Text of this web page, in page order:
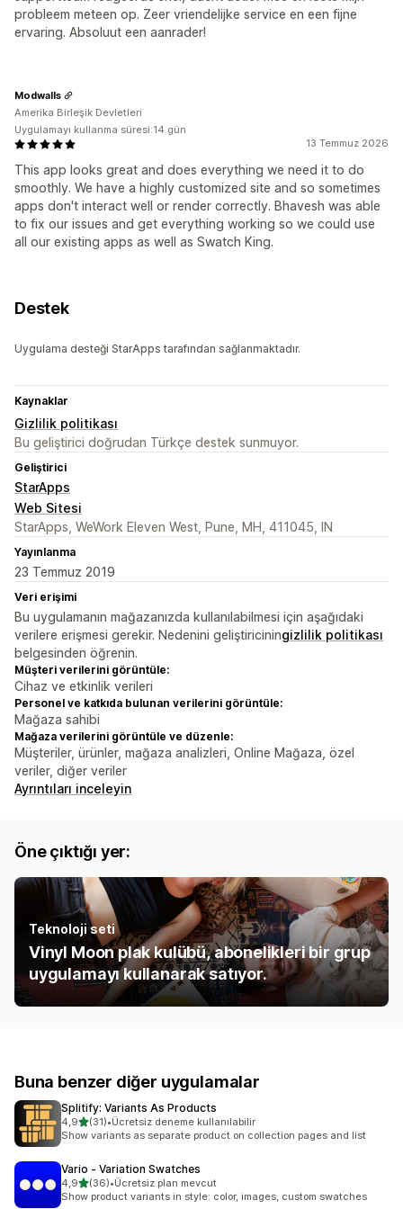
probleem meteen op. Zeer vriendelijke service en een fijne
ervaring. Absoluut een aanrader!
13 Temmuz 2026
This app looks great and does everything we need it to do
smoothly. We have a highly customized site and so sometimes
apps don't interact well or render correctly. Bhavesh was able
to fix our issues and get everything working so we could use
all our existing apps as well as Swatch King.
Modwalls
Amerika Birleşik Devletleri
Uygulamayı kullanma süresi:14 gün
Destek
Uygulama desteği StarApps tarafından sağlanmaktadır.
Kaynaklar
Gizlilik politikası
Bu geliştirici doğrudan Türkçe destek sunmuyor.
Geliştirici
StarApps
Web Sitesi
StarApps, WeWork Eleven West, Pune, MH, 411045, IN
Yayınlanma
23 Temmuz 2019
Veri erişimi
Bu uygulamanın mağazanızda kullanılabilmesi için aşağıdaki
verilere erişmesi gerekir. Nedenini geliştiriciningizlilik politikası
belgesinden öğrenin.
Müşteri verilerini görüntüle:
Cihaz ve etkinlik verileri
Personel ve katkıda bulunan verilerini görüntüle:
Mağaza sahibi
Mağaza verilerini görüntüle ve düzenle:
Müşteriler, ürünler, mağaza analizleri, Online Mağaza, özel
veriler, diğer veriler
Ayrıntıları inceleyin
Öne çıktığı yer:
Teknoloji seti
Vinyl Moon plak kulübü, abonelikleri bir grup
uygulamayı kullanarak satıyor.
Buna benzer diğer uygulamalar
Splitify: Variants As Products
4,95 yıldız üzerinden
(31)
toplam 31 değerlendirme
•Ücretsiz deneme kullanılabilir
Show variants as separate product on collection pages and list
Vario ‑ Variation Swatches
4,95 yıldız üzerinden
(36)
toplam 36 değerlendirme
•Ücretsiz plan mevcut
Show product variants in style: color, images, custom swatches